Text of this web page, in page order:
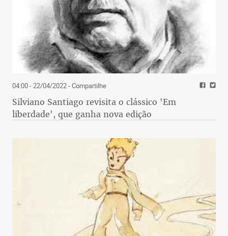
04:00 - 22/04/2022- Compartilhe
Silviano Santiago revisita o clássico 'Em
liberdade', que ganha nova edição